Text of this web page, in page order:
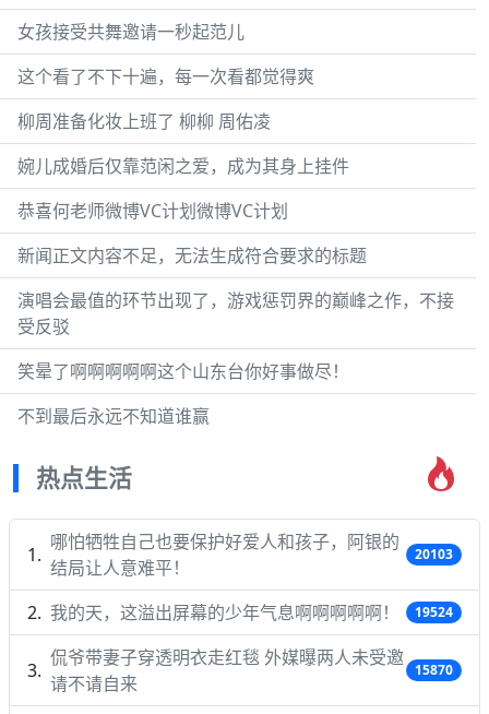
女孩接受共舞邀请一秒起范儿
这个看了不下十遍，每一次看都觉得爽
柳周准备化妆上班了 柳柳 周佑凌
婉儿成婚后仅靠范闲之爱，成为其身上挂件
恭喜何老师微博VC计划微博VC计划
新闻正文内容不足，无法生成符合要求的标题
演唱会最值的环节出现了，游戏惩罚界的巅峰之作，不接
受反驳
笑晕了啊啊啊啊啊这个山东台你好事做尽！
不到最后永远不知道谁赢
热点生活
哪怕牺牲自己也要保护好爱人和孩子，阿银的
结局让人意难平！
20103
我的天，这溢出屏幕的少年气息啊啊啊啊啊！ 19524
侃爷带妻子穿透明衣走红毯 外媒曝两人未受邀
请不请自来
15870